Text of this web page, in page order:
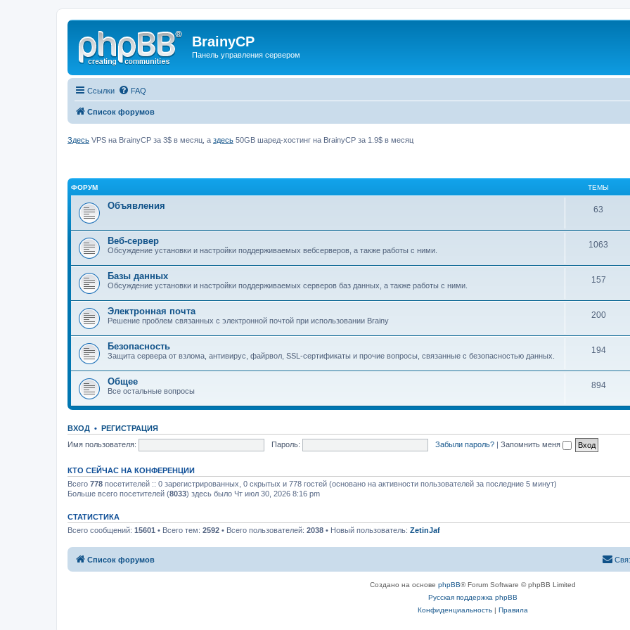
BrainyCP
Панель управления сервером
Ссылки FAQ
Список форумов
Здесь VPS на BrainyCP за 3$ в месяц, а здесь 50GB шаред-хостинг на BrainyCP за 1.9$ в месяц
ФОРУМ ТЕМЫ
Объявления 63
Веб-сервер
Обсуждение установки и настройки поддерживаемых вебсерверов, а также работы с ними.
1063
Базы данных
Обсуждение установки и настройки поддерживаемых серверов баз данных, а также работы с ними.
157
Электронная почта
Решение проблем связанных с электронной почтой при использовании Brainy
200
Безопасность
Защита сервера от взлома, антивирус, файрвол, SSL-сертификаты и прочие вопросы, связанные с безопасностью данных.
194
Общее
Все остальные вопросы
894
ВХОД • РЕГИСТРАЦИЯ
Имя пользователя:
Пароль: Забыли пароль? | Запомнить меня
КТО СЕЙЧАС НА КОНФЕРЕНЦИИ
Всего 778 посетителей :: 0 зарегистрированных, 0 скрытых и 778 гостей (основано на активности пользователей за последние 5 минут)
Больше всего посетителей (8033) здесь было Чт июл 30, 2026 8:16 pm
СТАТИСТИКА
Всего сообщений: 15601 • Всего тем: 2592 • Всего пользователей: 2038 • Новый пользователь: ZetinJaf
Список форумов
Создано на основе phpBB® Forum Software © phpBB Limited
Русская поддержка phpBB
Конфиденциальность| Правила